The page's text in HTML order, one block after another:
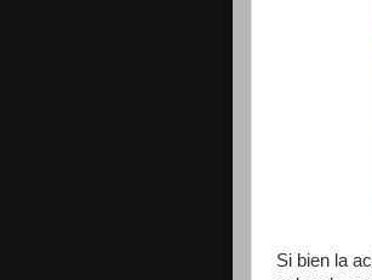
Si bien la